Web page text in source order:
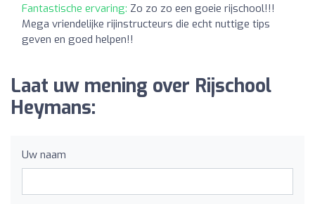
Fantastische ervaring: Zo zo zo een goeie rijschool!!!
Mega vriendelijke rijinstructeurs die echt nuttige tips
geven en goed helpen!!
Laat uw mening over Rijschool
Heymans:
Uw naam